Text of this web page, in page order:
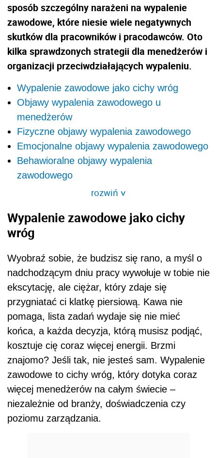
sposób szczególny narażeni na wypalenie
zawodowe, które niesie wiele negatywnych
skutków dla pracowników i pracodawców. Oto
kilka sprawdzonych strategii dla menedżerów i
organizacji przeciwdziałających wypaleniu.
Wypalenie zawodowe jako cichy wróg
Objawy wypalenia zawodowego u
menedżerów
Fizyczne objawy wypalenia zawodowego
Emocjonalne objawy wypalenia zawodowego
Behawioralne objawy wypalenia
zawodowego
rozwiń>
Wypalenie zawodowe jako cichy
wróg
Wyobraź sobie, że budzisz się rano, a myśl o
nadchodzącym dniu pracy wywołuje w tobie nie
ekscytację, ale ciężar, który zdaje się
przygniatać ci klatkę piersiową. Kawa nie
pomaga, lista zadań wydaje się nie mieć
końca, a każda decyzja, którą musisz podjąć,
kosztuje cię coraz więcej energii. Brzmi
znajomo? Jeśli tak, nie jesteś sam. Wypalenie
zawodowe to cichy wróg, który dotyka coraz
więcej menedżerów na całym świecie –
niezależnie od branży, doświadczenia czy
poziomu zarządzania.